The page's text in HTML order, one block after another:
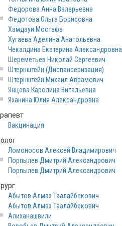
Федорова Анна Валерьевна
Федотова Ольга Борисовна
Хамдауи Мостафа
Хугаева Аделина Анатольевна
Чекалдина Екатерина Александровна
Шереметьев Николай Сергеевич
Штернштейн (Диспансеризация)
Штернштейн Михаил Аврамович
Янцева Каролина Витальевна
Яханина Юлия Александровна
Вакцинация
Ломоносов Алексей Владимирович
Порпылев Дмитрий Александрович
Порпылев Дмитрий Александрович
Абытов Алмаз Таалайбекович
Абытов Алмаз Таалайбекович
Алиханашвили